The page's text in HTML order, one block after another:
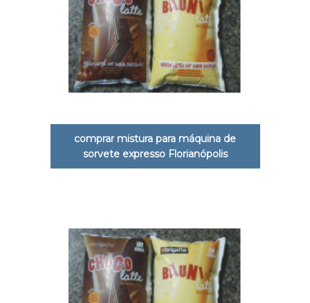
comprar mistura para máquina de
sorvete expresso Florianópolis